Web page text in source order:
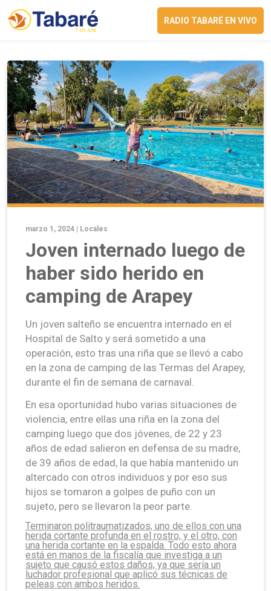
RADIO TABARÉ EN VIVO
marzo 1, 2024 | Locales
Joven internado luego de
haber sido herido en
camping de Arapey
Un joven salteño se encuentra internado en el
Hospital de Salto y será sometido a una
operación, esto tras una riña que se llevó a cabo
en la zona de camping de las Termas del Arapey,
durante el fin de semana de carnaval.
En esa oportunidad hubo varias situaciones de
violencia, entre ellas una riña en la zona del
camping luego que dos jóvenes, de 22 y 23
años de edad salieron en defensa de su madre,
de 39 años de edad, la que había mantenido un
altercado con otros individuos y por eso sus
hijos se tomaron a golpes de puño con un
sujeto, pero se llevaron la peor parte.
Terminaron politraumatizados, uno de ellos con una
herida cortante profunda en el rostro, y el otro, con
una herida cortante en la espalda. Todo esto ahora
está en manos de la fiscalía que investiga a un
sujeto que causó estos daños, ya que sería un
luchador profesional que aplicó sus técnicas de
peleas con ambos heridos.